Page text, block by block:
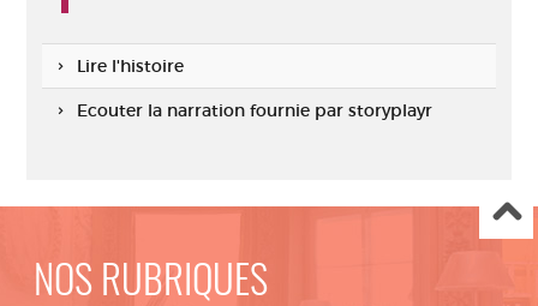
Lire l'histoire
Ecouter la narration fournie par storyplayr
NOS RUBRIQUES